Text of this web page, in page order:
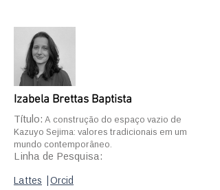
Izabela Brettas Baptista
Título: A construção do espaço vazio de
Kazuyo Sejima: valores tradicionais em um
mundo contemporâneo.
Linha de Pesquisa:
Lattes Orcid